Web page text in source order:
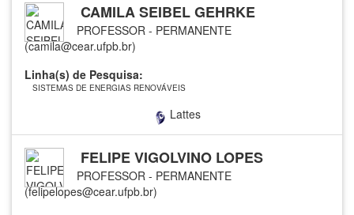
CAMILA SEIBEL GEHRKE
PROFESSOR - PERMANENTE
(camila@cear.ufpb.br)
Linha(s) de Pesquisa:
SISTEMAS DE ENERGIAS RENOVÁVEIS
Lattes
FELIPE VIGOLVINO LOPES
PROFESSOR - PERMANENTE
(felipelopes@cear.ufpb.br)